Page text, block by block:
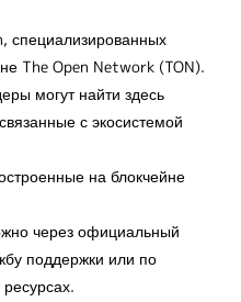
специализированных
The Open Network (TON).
могут найти здесь
с экосистемой
на блокчейне
через официальный
поддержки или по